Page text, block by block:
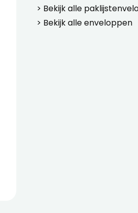
> Bekijk alle
> Bekijk alleenveloppen